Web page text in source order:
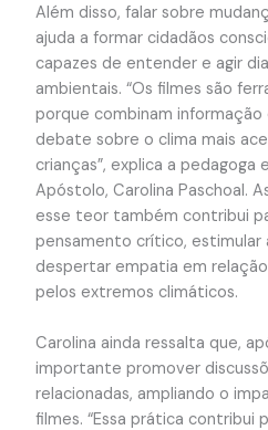
Além disso, falar sobre
ajuda a formar cidadãos
capazes de entender e agir
ambientais. “Os filmes são
porque combinam
debate sobre o clima mais
crianças”, explica a pedagoga
Apóstolo, Carolina Paschoal.
esse teor também contribui
pensamento crítico, estimular
despertar empatia em
pelos extremos climáticos.
Carolina ainda ressalta que,
importante promover
relacionadas, ampliando o
filmes. “Essa prática contribui